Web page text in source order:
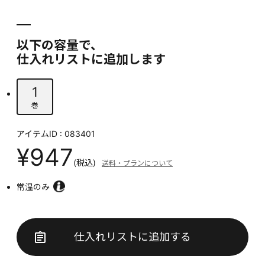
以下の容量で、
仕入れリストに追加します
1
巻
アイテムID : 083401
¥947(税込) 送料・プランについて
常温のみ
仕入れリストに追加する